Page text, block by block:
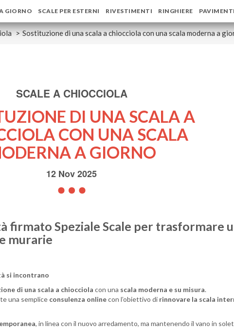
GIORNO SCALE PER ESTERNI RIVESTIMENTI RINGHIERE PAVIMENTI
Sostituzione di una scala a chiocciola con una scala moderna a
SCALE A CHIOCCIOLA
DI UNA SCALA A
CON UNA SCALA
A GIORNO
12 Nov 2025
Speziale Scale per trasformare
murarie
si incontrano
di una scala a chiocciola con una scala moderna e su misura.
una semplice consulenza onlinecon l’obiettivo di rinnovare la scala
, in linea con il nuovo arredamento, ma mantenendo il vano in